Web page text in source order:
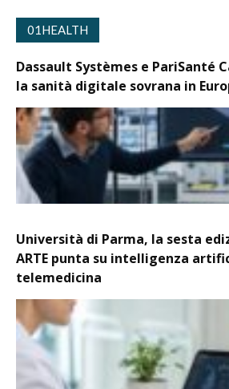
01HEALTH
Dassault Systèmes e PariSanté
la sanità digitale sovrana in
Università di Parma, la sesta
ARTE punta su intelligenza
telemedicina